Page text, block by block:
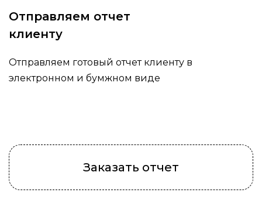
Отправляем отчет
клиенту
Отправляем готовый отчет клиенту в
электронном и бумжном виде
Заказать отчет